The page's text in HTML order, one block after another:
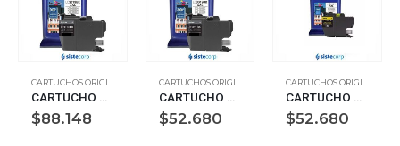
CARTUCHO BROTHER LC-3019 3,000 PAG (NEGRO) (LC-3019BK)
$88.148
CARTUCHO BROTHER LC-3019 1,500 PAG (MAGENTA) (LC-3019M)
$52.680
CARTUCHO BROTHER LC-3019 1,500 PAG (AMARILLO) (LC-3019Y)
$52.680